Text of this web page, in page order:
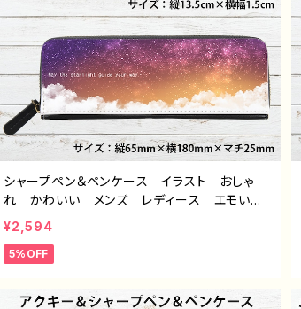
シャープペン＆ペンケース イラスト おしゃ
れ かわいい メンズ レディース エモい
おすすめ 個性的 綺麗 人気 イラストレー
ター クリエイター 絵師 オリジナル デザ
イン グッズ タイトル：闇夜セット（シャープペ
¥2,594
5%OFF